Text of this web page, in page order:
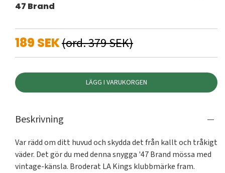
47 Brand
189 SEK(ord. 379 SEK)
LÄGG I VARUKORGEN
Beskrivning
Var rädd om ditt huvud och skydda det från kallt och tråkigt
väder. Det gör du med denna snygga '47 Brand mössa med
vintage-känsla. Broderat LA Kings klubbmärke fram.